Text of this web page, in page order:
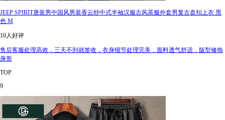
JEEP SPIRIT唐装男中国风男装香云纱中式半袖汉服古风茶服外套男复古盘扣上衣 黑
色 M
10人好评
售后客服处理高效，三天不到就签收，衣身细节处理完美，面料透气舒适，版型修饰
身形
TOP
9